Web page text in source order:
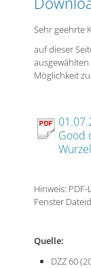
Sehr geehrte
auf dieser
Möglichkeit
Good
Hinweis:
Fenster
Quelle:
DZZ 60